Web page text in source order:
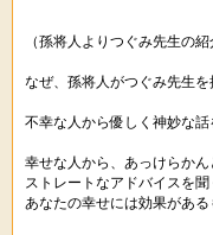
（孫将人よりつぐみ先生の紹
なぜ、孫将人がつぐみ先生を
不幸な人から優しく神妙な話
幸せな人から、あっけらかん
ストレートなアドバイスを
あなたの幸せには効果がある